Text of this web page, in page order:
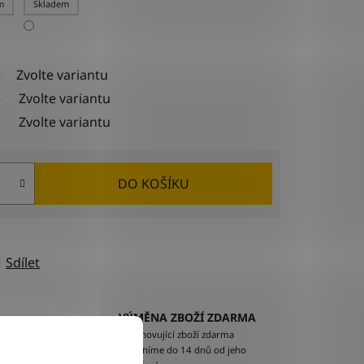
Skladem
Zvolte variantu
Zvolte variantu
Zvolte variantu
DO KOŠÍKU
Sdílet
VÝMĚNA ZBOŽÍ ZDARMA
Nevyhovující zboží zdarma
vyměníme do 14 dnů od jeho